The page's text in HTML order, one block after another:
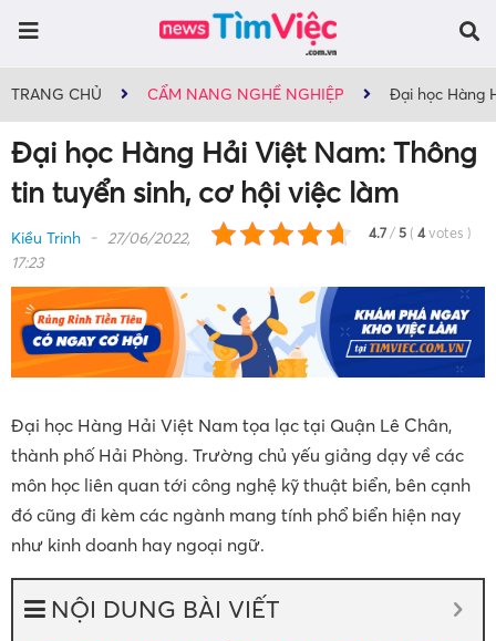
TRANG CHỦ CẨM NANG NGHỀ NGHIỆP Đại học Hàng
Đại học Hàng Hải Việt Nam: Thông
tin tuyển sinh, cơ hội việc làm
4.7 / 5 ( 4 votes )
Kiều Trinh
27/06/2022,
17:23
Đại học Hàng Hải Việt Nam tọa lạc tại Quận Lê Chân,
thành phố Hải Phòng. Trường chủ yếu giảng dạy về các
môn học liên quan tới công nghệ kỹ thuật biển, bên cạnh
đó cũng đi kèm các ngành mang tính phổ biển hiện nay
như kinh doanh hay ngoại ngữ.
NỘI DUNG BÀI VIẾT